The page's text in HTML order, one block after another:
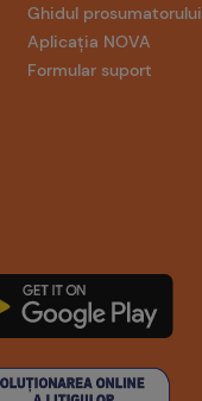
Ghidul prosumatorului
Aplicația NOVA
Formular suport